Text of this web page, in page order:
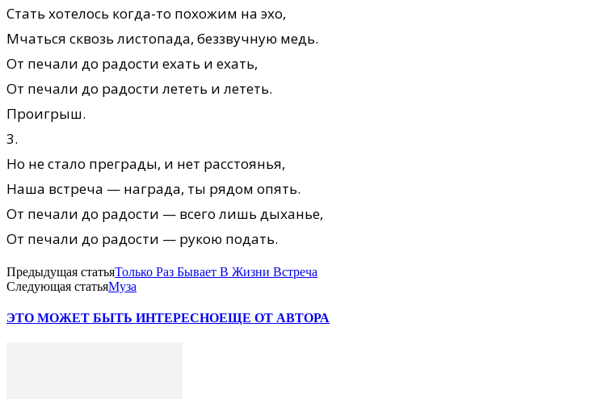
Стать хотелось когда-то похожим на эхо,
Мчаться сквозь листопада, беззвучную медь.
От печали до радости ехать и ехать,
От печали до радости лететь и лететь.
Проигрыш.
3.
Но не стало преграды, и нет расстоянья,
Наша встреча — награда, ты рядом опять.
От печали до радости — всего лишь дыханье,
От печали до радости — рукою подать.
Предыдущая статьяТолько Раз Бывает В Жизни Встреча
Следующая статьяМуза
ЭТО МОЖЕТ БЫТЬ ИНТЕРЕСНОЕЩЕ ОТ АВТОРА